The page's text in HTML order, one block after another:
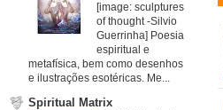
[image: sculptures
of thought -Silvio
Guerrinha] Poesia
espiritual e
metafísica, bem como desenhos
e ilustrações esotéricas. Me...
Spiritual Matrix